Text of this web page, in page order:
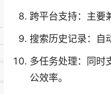
跨平台支持：主要
搜索历史记录：自
多任务处理：同时
公效率。